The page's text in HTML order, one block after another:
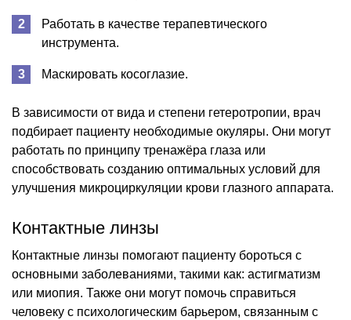
Работать в качестве терапевтического
инструмента.
Маскировать косоглазие.
В зависимости от вида и степени гетеротропии, врач
подбирает пациенту необходимые окуляры. Они могут
работать по принципу тренажёра глаза или
способствовать созданию оптимальных условий для
улучшения микроциркуляции крови глазного аппарата.
Контактные линзы
Контактные линзы помогают пациенту бороться с
основными заболеваниями, такими как: астигматизм
или миопия. Также они могут помочь справиться
человеку с психологическим барьером, связанным с